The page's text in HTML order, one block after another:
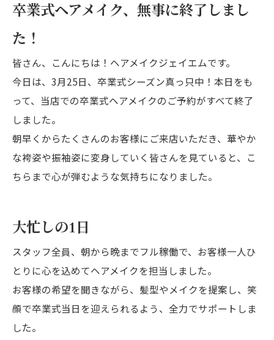
卒業式ヘアメイク、無事に終了しまし
た！
皆さん、こんにちは！ヘアメイクジェイエムです。
今日は、3月25日、卒業式シーズン真っ只中！本日をも
って、当店での卒業式ヘアメイクのご予約がすべて終了
しました。
朝早くからたくさんのお客様にご来店いただき、華やか
な袴姿や振袖姿に変身していく皆さんを見ていると、こ
ちらまで心が弾むような気持ちになりました。
大忙しの1日
スタッフ全員、朝から晩までフル稼働で、お客様一人ひ
とりに心を込めてヘアメイクを担当しました。
お客様の希望を聞きながら、髪型やメイクを提案し、笑
顔で卒業式当日を迎えられるよう、全力でサポートしま
した。